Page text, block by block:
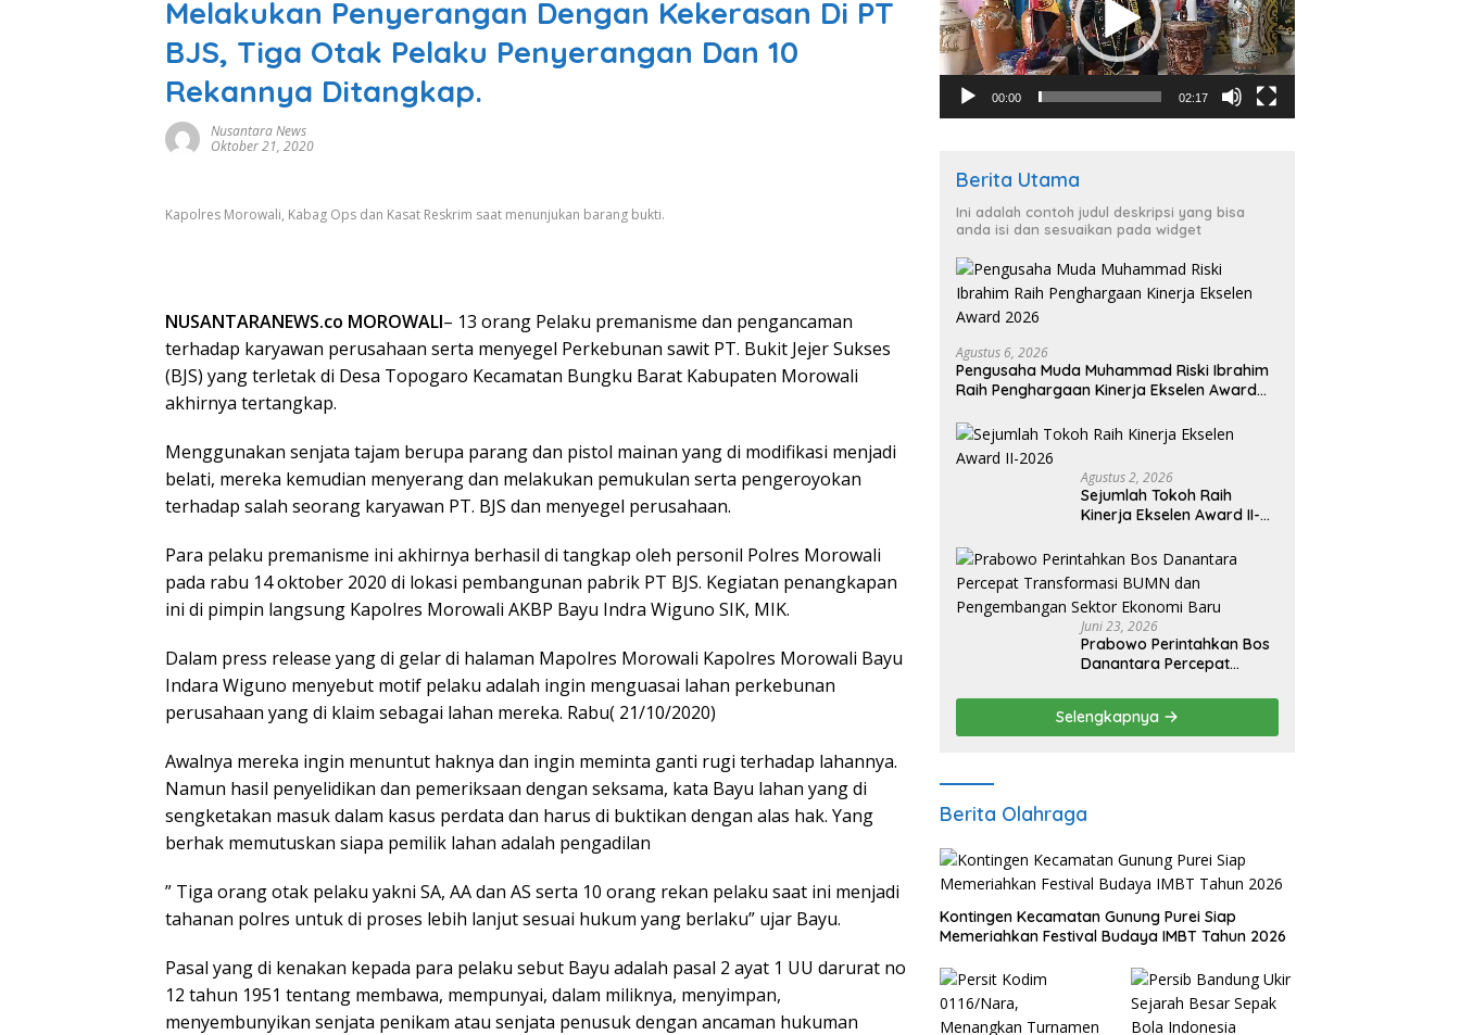
Melakukan Penyerangan Dengan Kekerasan Di PT
BJS, Tiga Otak Pelaku Penyerangan Dan 10
Rekannya Ditangkap.
Nusantara News
Oktober 21, 2020
Kapolres Morowali, Kabag Ops dan Kasat Reskrim saat menunjukan barang bukti.
NUSANTARANEWS.co MOROWALI– 13 orang Pelaku premanisme dan pengancaman
terhadap karyawan perusahaan serta menyegel Perkebunan sawit PT. Bukit Jejer Sukses
(BJS) yang terletak di Desa Topogaro Kecamatan Bungku Barat Kabupaten Morowali
akhirnya tertangkap.
Menggunakan senjata tajam berupa parang dan pistol mainan yang di modifikasi menjadi
belati, mereka kemudian menyerang dan melakukan pemukulan serta pengeroyokan
terhadap salah seorang karyawan PT. BJS dan menyegel perusahaan.
Para pelaku premanisme ini akhirnya berhasil di tangkap oleh personil Polres Morowali
pada rabu 14 oktober 2020 di lokasi pembangunan pabrik PT BJS. Kegiatan penangkapan
ini di pimpin langsung Kapolres Morowali AKBP Bayu Indra Wiguno SIK, MIK.
Dalam press release yang di gelar di halaman Mapolres Morowali Kapolres Morowali Bayu
Indara Wiguno menyebut motif pelaku adalah ingin menguasai lahan perkebunan
perusahaan yang di klaim sebagai lahan mereka. Rabu( 21/10/2020)
Awalnya mereka ingin menuntut haknya dan ingin meminta ganti rugi terhadap lahannya.
Namun hasil penyelidikan dan pemeriksaan dengan seksama, kata Bayu lahan yang di
sengketakan masuk dalam kasus perdata dan harus di buktikan dengan alas hak. Yang
berhak memutuskan siapa pemilik lahan adalah pengadilan
” Tiga orang otak pelaku yakni SA, AA dan AS serta 10 orang rekan pelaku saat ini menjadi
tahanan polres untuk di proses lebih lanjut sesuai hukum yang berlaku” ujar Bayu.
Pasal yang di kenakan kepada para pelaku sebut Bayu adalah pasal 2 ayat 1 UU darurat no
12 tahun 1951 tentang membawa, mempunyai, dalam miliknya, menyimpan,
menyembunyikan senjata penikam atau senjata penusuk dengan ancaman hukuman
00:00 02:17
Berita Utama
Ini adalah contoh judul deskripsi yang bisa
anda isi dan sesuaikan pada widget
Agustus 6, 2026
Pengusaha Muda Muhammad Riski Ibrahim
Raih Penghargaan Kinerja Ekselen Award
Agustus 2, 2026
Sejumlah Tokoh Raih
Kinerja Ekselen Award II-
Juni 23, 2026
Prabowo Perintahkan Bos
Danantara Percepat
Pengembangan Sektor
Ekonomi Baru
Selengkapnya
Berita Olahraga
Kontingen Kecamatan Gunung Purei Siap
Memeriahkan Festival Budaya IMBT Tahun 2026